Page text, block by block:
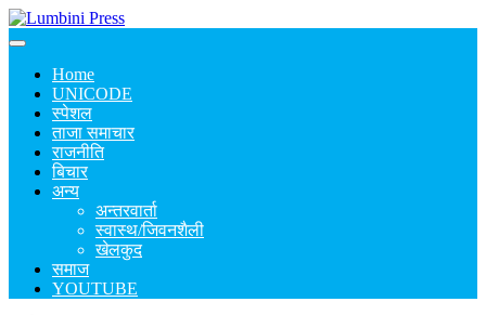
Home
UNICODE
स्पेशल
ताजा समाचार
राजनीति
बिचार
अन्य
अन्तरवार्ता
स्वास्थ/जिवनशैली
खेलकुद
समाज
YOUTUBE